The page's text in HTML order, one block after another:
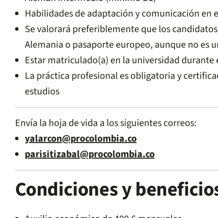
Habilidades de adaptación y comunicación
Se valorará preferiblemente que los
Alemania o pasaporte europeo, aunque no es
Estar matriculado(a) en la universidad
La práctica profesional es obligatoria y
estudios
Envía la hoja de vida a los siguientes correos:
yalarcon@procolombia.co
parisitizabal@procolombia.co
Condiciones y